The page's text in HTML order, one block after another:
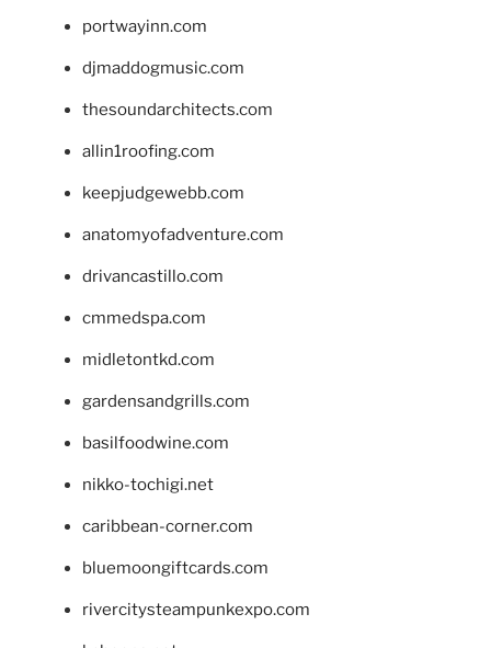
portwayinn.com
djmaddogmusic.com
thesoundarchitects.com
allin1roofing.com
keepjudgewebb.com
anatomyofadventure.com
drivancastillo.com
cmmedspa.com
midletontkd.com
gardensandgrills.com
basilfoodwine.com
nikko-tochigi.net
caribbean-corner.com
bluemoongiftcards.com
rivercitysteampunkexpo.com